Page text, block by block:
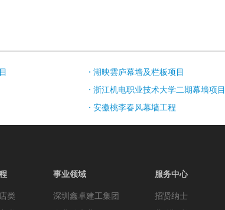
· 湖映雲庐幕墙及栏板项目
· 浙江机电职业技术大学二期幕墙项目
· 安徽桃李春风幕墙工程
类
事业领域
深圳鑫卓建工集团
服务中心
招贤纳士